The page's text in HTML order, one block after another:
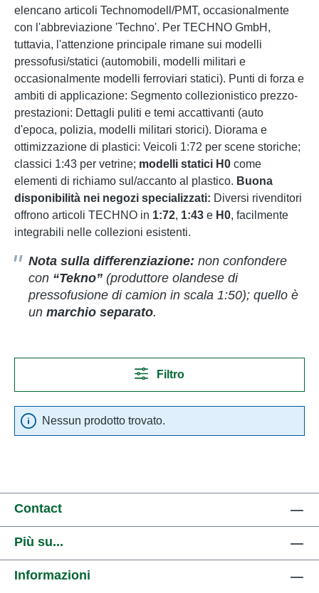
elencano articoli Technomodell/PMT, occasionalmente
con l'abbreviazione 'Techno'. Per TECHNO GmbH,
tuttavia, l'attenzione principale rimane sui modelli
pressofusi/statici (automobili, modelli militari e
occasionalmente modelli ferroviari statici). Punti di forza e
ambiti di applicazione: Segmento collezionistico prezzo-
prestazioni: Dettagli puliti e temi accattivanti (auto
d'epoca, polizia, modelli militari storici). Diorama e
ottimizzazione di plastici: Veicoli 1:72 per scene storiche;
classici 1:43 per vetrine; modelli statici H0 come
elementi di richiamo sul/accanto al plastico. Buona
disponibilità nei negozi specializzati: Diversi rivenditori
offrono articoli TECHNO in 1:72, 1:43 e H0, facilmente
integrabili nelle collezioni esistenti.
Nota sulla differenziazione: non confondere
con “Tekno” (produttore olandese di
pressofusione di camion in scala 1:50); quello è
un marchio separato.
Filtro
Nessun prodotto trovato.
Contact
Più su...
Informazioni